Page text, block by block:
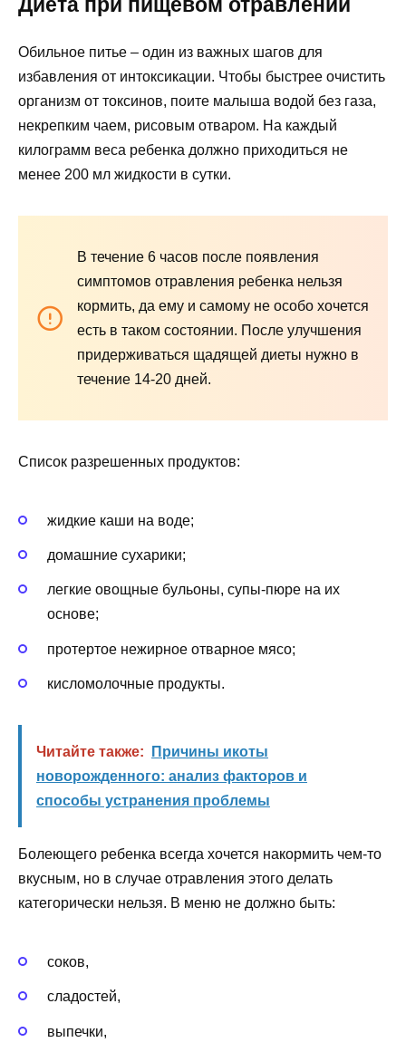
Обильное питье – один из важных шагов для
избавления от интоксикации. Чтобы быстрее очистить
организм от токсинов, поите малыша водой без газа,
некрепким чаем, рисовым отваром. На каждый
килограмм веса ребенка должно приходиться не
менее 200 мл жидкости в сутки.
В течение 6 часов после появления
симптомов отравления ребенка нельзя
кормить, да ему и самому не особо хочется
есть в таком состоянии. После улучшения
придерживаться щадящей диеты нужно в
течение 14-20 дней.
Список разрешенных продуктов:
жидкие каши на воде;
домашние сухарики;
легкие овощные бульоны, супы-пюре на их
основе;
протертое нежирное отварное мясо;
кисломолочные продукты.
Читайте также:
Причины икоты
новорожденного: анализ факторов и
способы устранения проблемы
Болеющего ребенка всегда хочется накормить чем-то
вкусным, но в случае отравления этого делать
категорически нельзя. В меню не должно быть:
соков,
сладостей,
выпечки,